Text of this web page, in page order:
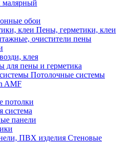
малярный
обои
Пены, герметики, клеи
очистители пены
клея
для пены и герметика
Потолочные системы
AMF
потолки
система
панели
Стеновые